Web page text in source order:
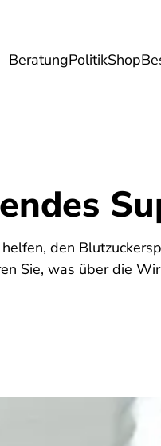
BeratungPolitikShop
Gesundheit Energie
den
Sie, was über die